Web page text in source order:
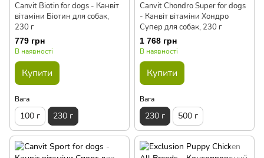
Canvit Biotin for dogs - Канвіт
вітаміни Біотин для собак,
230 г
779 грн
В наявності
Купити
Вага
100 г 230 г
Canvit Chondro Super for dogs
- Канвіт вітаміни Хондро
Супер для собак, 230 г
1 768 грн
В наявності
Купити
Вага
230 г 500 г